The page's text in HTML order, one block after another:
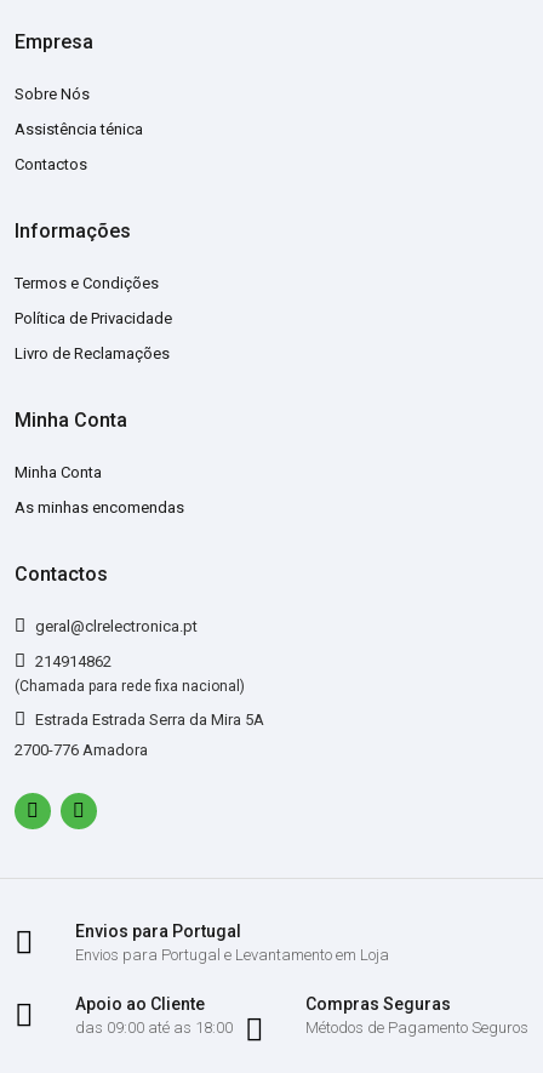
Empresa
Sobre Nós
Assistência ténica
Contactos
Informações
Termos e Condições
Política de Privacidade
Livro de Reclamações
Minha Conta
Minha Conta
As minhas encomendas
Contactos
geral@clrelectronica.pt
214914862
(Chamada para rede fixa nacional)
Estrada Estrada Serra da Mira 5A
2700-776 Amadora
Envios para Portugal
Envios para Portugal e Levantamento em Loja
Apoio ao Cliente
das 09:00 até as 18:00
Compras Seguras
Métodos de Pagamento Seguros